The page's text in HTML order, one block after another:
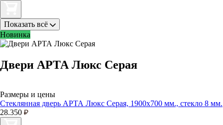
Показать всё
Новинка
Двери АРТА Люкс Серая
Размеры и цены
Стеклянная дверь АРТА Люкс Серая, 1900х700 мм., стекло 8 мм.
28.350